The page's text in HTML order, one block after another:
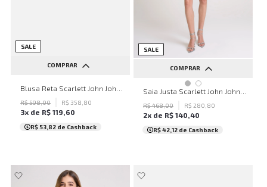
SALE
COMPRAR
PP P M G GG
R$598,00 R$ 358 80
3x de R$ 119 60
R$ 53,82 de Cashback
SALE
COMPRAR
PP P M G GG
R$468,00 R$ 280 80
2x de R$ 140 40
R$ 42,12 de Cashback